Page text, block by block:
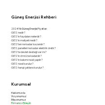
Kurumsal
Hakkımızda
Vizyonumuz
Misyonumuz
Firmanızı Ekleyin
Güneş Enerjisi Rehberi
2024 Yılı Güneş Enerjisi Fiyatları
GES nedir?
GES'in faydaları nelerdir?
GES'in maliyeti nedir?
GES'ten ne kadar kazanılır?
GES panelleri ne kadar elektrik üretir?
GES'te devlet desteği var mı?
GES'in ömrü ne kadardır?
GES'in bakımı nasıl yapılır?
GES nasıl kurulur?
GES hangi çatılara kurulur?